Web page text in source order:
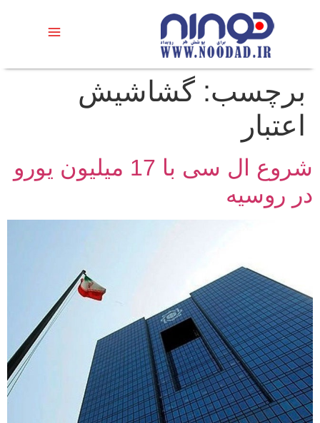
برچسب: گشاشیش
اعتبار
شروع ال سی با 17 میلیون یورو
در روسیه